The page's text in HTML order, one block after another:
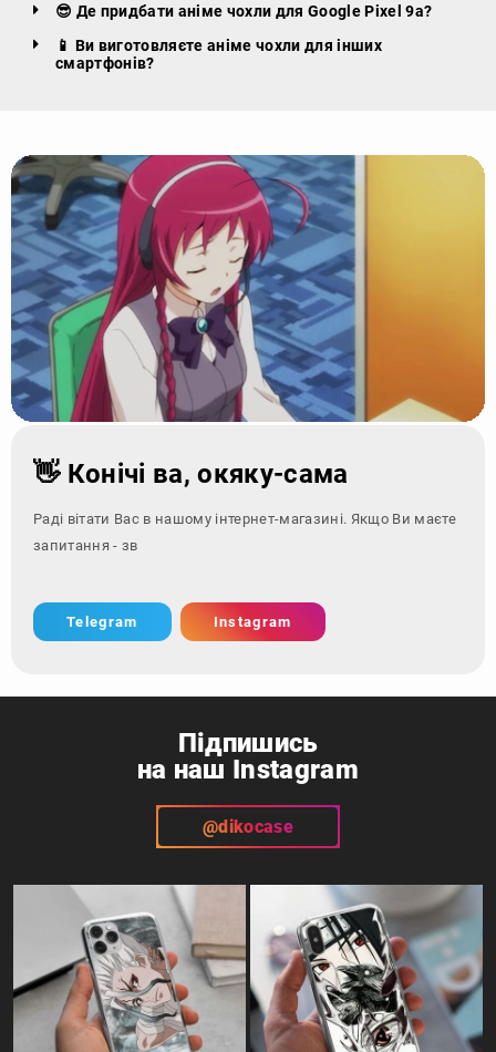
😎 Де придбати аніме чохли для Google Pixel 9a?
📱 Ви виготовляєте аніме чохли для інших
смартфонів?
👋 Конічі ва, окяку-сама
Раді вітати Вас в нашому інтернет-магазині. Якщо Ви маєте
запитання - зверніться за ко
Telegram Instagram
Підпишись
на наш Instagram
@dikocase